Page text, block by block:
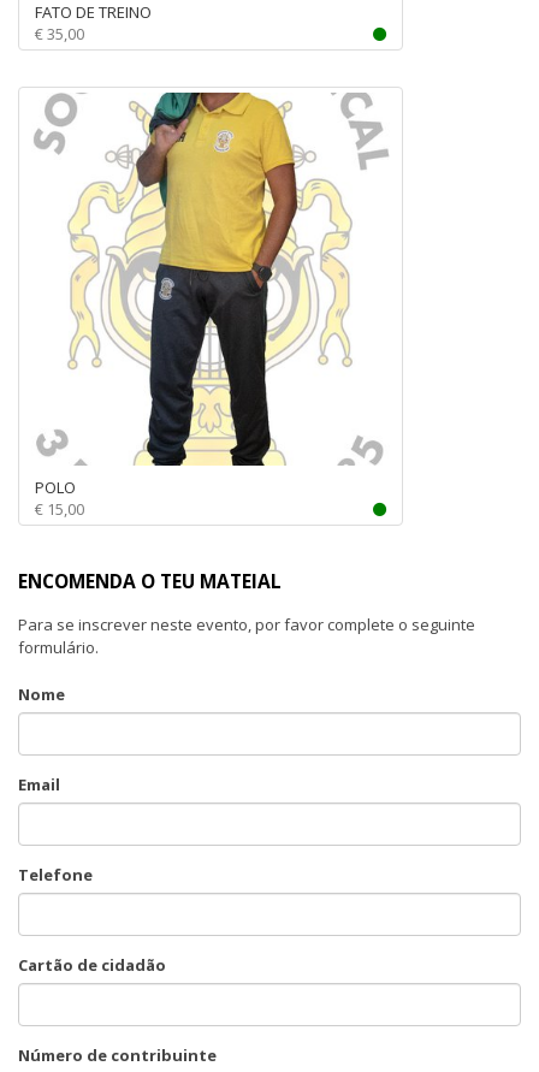
FATO DE TREINO
€ 35,00
POLO
€ 15,00
ENCOMENDA O TEU MATEIAL
Para se inscrever neste evento, por favor complete o seguinte
formulário.
Nome
Email
Telefone
Cartão de cidadão
Número de contribuinte